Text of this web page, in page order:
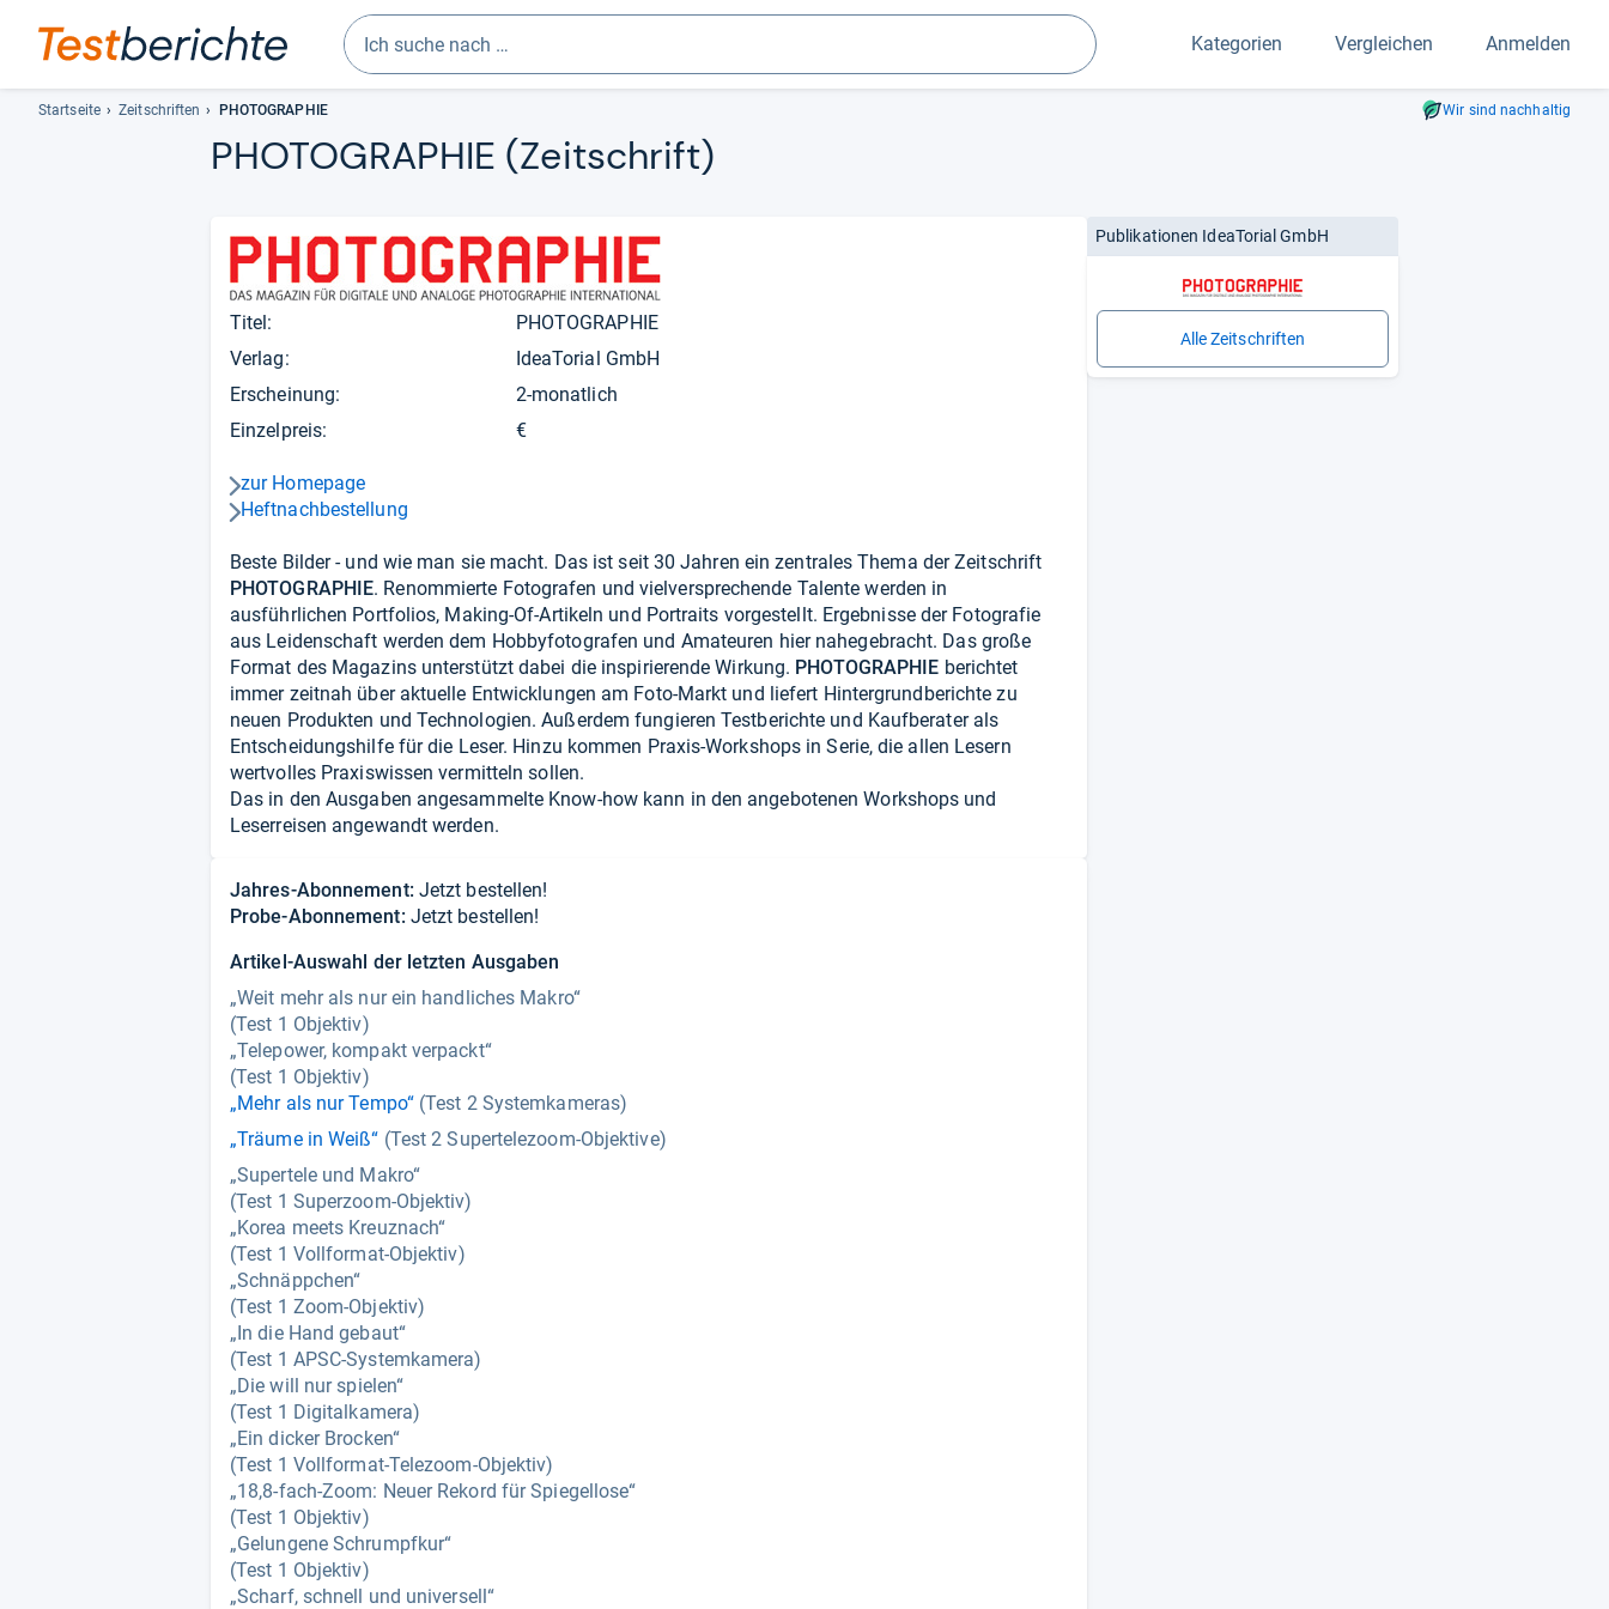
Suchen
Geben
mindestens
drei
Vorschläge
erscheinen
automatisch
auswählen.
Kategorien Vergleichen Anmelden
Startseite Zeitschriften PHOTOGRAPHIE Wir sind nachhaltig
PHOTOGRAPHIE (Zeitschrift)
Titel:
Verlag:
Erscheinung:
Einzelpreis:
PHOTOGRAPHIE
IdeaTorial GmbH
2-monatlich
€
pfeil_navi_rechtszur Homepage
pfeil_navi_rechtsHeftnachbestellung
Beste Bilder - und wie man sie macht. Das ist seit 30 Jahren ein zentrales Thema der Zeitschrift
PHOTOGRAPHIE. Renommierte Fotografen und vielversprechende Talente werden in
ausführlichen Portfolios, Making-Of-Artikeln und Portraits vorgestellt. Ergebnisse der Fotografie
aus Leidenschaft werden dem Hobbyfotografen und Amateuren hier nahegebracht. Das große
Format des Magazins unterstützt dabei die inspirierende Wirkung. PHOTOGRAPHIE berichtet
immer zeitnah über aktuelle Entwicklungen am Foto-Markt und liefert Hintergrundberichte zu
neuen Produkten und Technologien. Außerdem fungieren Testberichte und Kaufberater als
Entscheidungshilfe für die Leser. Hinzu kommen Praxis-Workshops in Serie, die allen Lesern
wertvolles Praxiswissen vermitteln sollen.
Das in den Ausgaben angesammelte Know-how kann in den angebotenen Workshops und
Leserreisen angewandt werden.
Jahres-Abonnement: Jetzt bestellen!
Probe-Abonnement: Jetzt bestellen!
Artikel-Auswahl der letzten Ausgaben
„Weit mehr als nur ein handliches Makro“
(Test 1 Objektiv)
„Telepower, kompakt verpackt“
(Test 1 Objektiv)
„Mehr als nur Tempo“(Test 2 Systemkameras)
„Träume in Weiß“ (Test 2 Supertelezoom-Objektive)
„Supertele und Makro“
(Test 1 Superzoom-Objektiv)
„Korea meets Kreuznach“
(Test 1 Vollformat-Objektiv)
„Schnäppchen“
(Test 1 Zoom-Objektiv)
„In die Hand gebaut“
(Test 1 APSC-Systemkamera)
„Die will nur spielen“
(Test 1 Digitalkamera)
„Ein dicker Brocken“
(Test 1 Vollformat-Telezoom-Objektiv)
„18,8-fach-Zoom: Neuer Rekord für Spiegellose“
(Test 1 Objektiv)
„Gelungene Schrumpfkur“
(Test 1 Objektiv)
„Scharf, schnell und universell“
Publikationen IdeaTorial GmbH
Alle Zeitschriften